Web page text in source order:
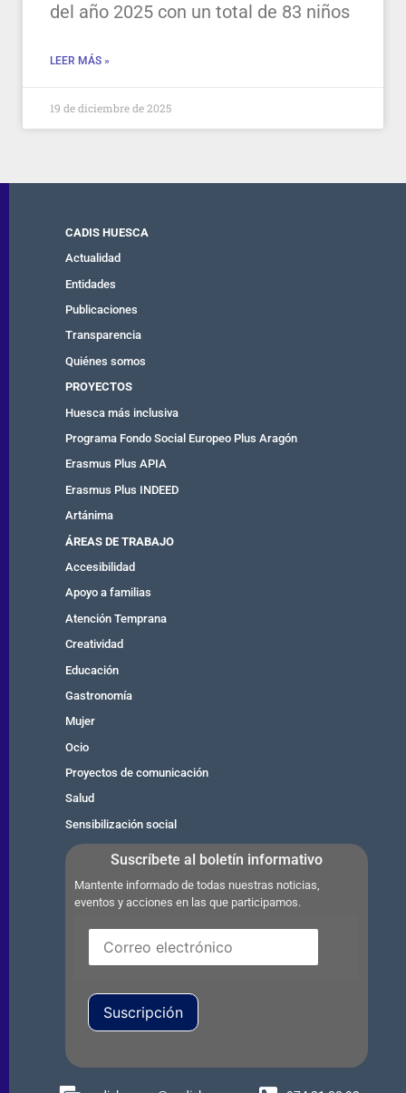
del año 2025 con un total de 83 niños
LEER MÁS »
19 de diciembre de 2025
CADIS HUESCA
Actualidad
Entidades
Publicaciones
Transparencia
Quiénes somos
PROYECTOS
Huesca más inclusiva
Programa Fondo Social Europeo Plus Aragón
Erasmus Plus APIA
Erasmus Plus INDEED
Artánima
ÁREAS DE TRABAJO
Accesibilidad
Apoyo a familias
Atención Temprana
Creatividad
Educación
Gastronomía
Mujer
Ocio
Proyectos de comunicación
Salud
Sensibilización social
Suscríbete al boletín informativo
Mantente informado de todas nuestras noticias,
eventos y acciones en las que participamos.
Suscripción